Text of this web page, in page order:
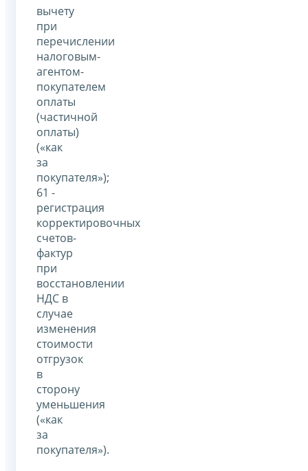
вычету
при
перечислении
налоговым-
агентом-
покупателем
оплаты
(частичной
оплаты)
(«как
за
покупателя»);
61 -
регистрация
корректировочных
счетов-
фактур
при
восстановлении
НДС в
случае
изменения
стоимости
отгрузок
в
сторону
уменьшения
(«как
за
покупателя»).